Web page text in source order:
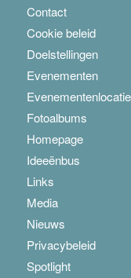
Contact
Cookie beleid
Doelstellingen
Evenementen
Fotoalbums
Homepage
Ideeënbus
Links
Media
Nieuws
Privacybeleid
Spotlight